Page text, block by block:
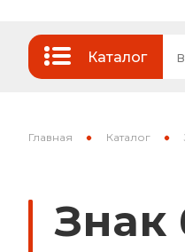
Каталог
Знаки на
Знаки
Главная Каталог
Знак